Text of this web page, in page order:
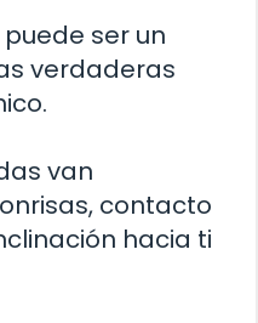
ser un
verdaderas
van
contacto
hacia ti